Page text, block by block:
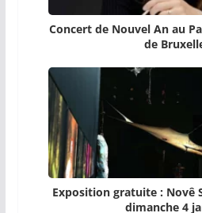
Concert de Nouvel An au
de
Exposition gratuite : Novê
dimanche 4